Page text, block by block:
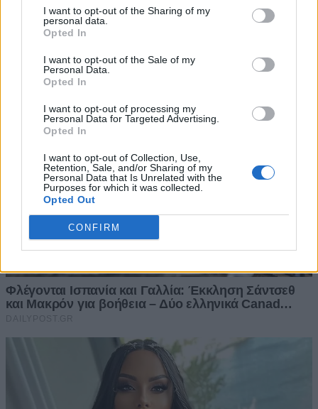
I want to opt-out of the Sharing of my
personal data.
Opted In
I want to opt-out of the Sale of my
Personal Data.
Opted In
I want to opt-out of processing my
Personal Data for Targeted Advertising.
Opted In
I want to opt-out of Collection, Use,
Retention, Sale, and/or Sharing of my
Personal Data that Is Unrelated with the
Purposes for which it was collected.
Opted Out
CONFIRM